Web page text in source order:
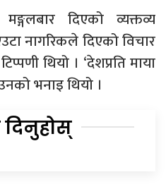
मङ्गलबार दिएको व्यक्तव्य
नागरिकले दिएको विचार
थियो । ‘देशप्रति माया
भनाइ थियो ।
दिनुहोस्